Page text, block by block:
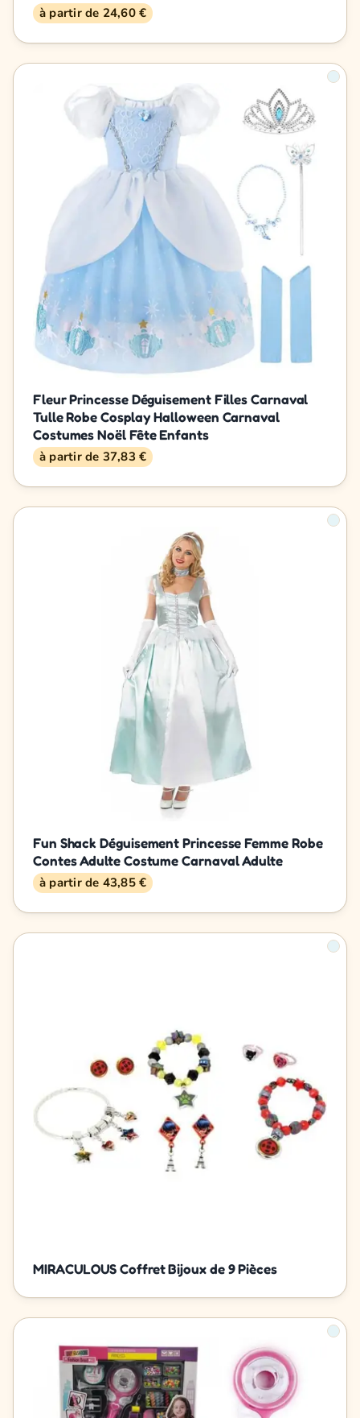
à partir de 24,60 €
Fleur Princesse Déguisement Filles Carnaval
Tulle Robe Cosplay Halloween Carnaval
Costumes Noël Fête Enfants
à partir de 37,83 €
Fun Shack Déguisement Princesse Femme Robe
Contes Adulte Costume Carnaval Adulte
à partir de 43,85 €
MIRACULOUS Coffret Bijoux de 9 Pièces